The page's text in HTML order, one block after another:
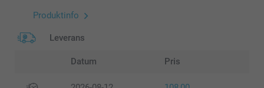
Produktinfo
Leverans
Datum Pris